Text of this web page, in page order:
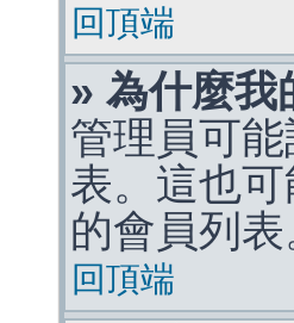
回頂端
» 為什麼我
管理員可
表。這也
的會員列
回頂端